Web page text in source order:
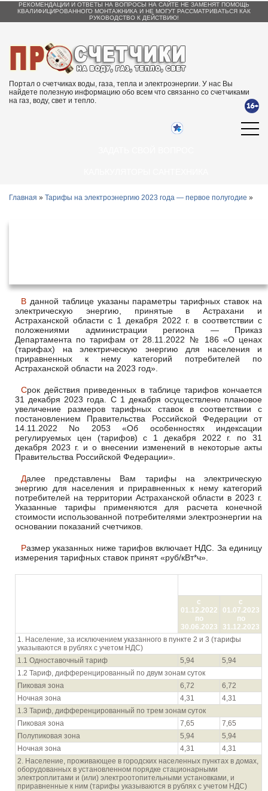
РЕКОМЕНДАЦИИ И ОТВЕТЫ НА ВОПРОСЫ НА САЙТЕ НЕ ЗАМЕНЯТ ПОМОЩЬ
КВАЛИФИЦИРОВАННОГО МОНТАЖНИКА И НЕ МОГУТ РАССМАТРИВАТЬСЯ КАК
РУКОВОДСТВО К ДЕЙСТВИЮ!
Портал о счетчиках воды, газа, тепла и электроэнергии. У нас Вы
найдете полезную информацию обо всем что связанно со счетчиками
на газ, воду, свет и тепло.
Главная » Тарифы на электроэнергию 2023 года — первое полугодие »
В данной таблице указаны параметры тарифных ставок на
электрическую энергию, принятые в Астрахани и
Астраханской области с 1 декабря 2022 г. в соответствии с
положениями администрации региона — Приказ
Департамента по тарифам от 28.11.2022 № 186 «О ценах
(тарифах) на электрическую энергию для населения и
приравненных к нему категорий потребителей по
Астраханской области на 2023 год».
Срок действия приведенных в таблице тарифов кончается
31 декабря 2023 года. С 1 декабря осуществлено плановое
увеличение размеров тарифных ставок в соответствии с
постановлением Правительства Российской Федерации от
14.11.2022 No 2053 «Об особенностях индексации
регулируемых цен (тарифов) с 1 декабря 2022 г. по 31
декабря 2023 г. и о внесении изменений в некоторые акты
Правительства Российской Федерации».
Далее представлены Вам тарифы на электрическую
энергию для населения и приравненных к нему категорий
потребителей на территории Астраханской области в 2023 г.
Указанные тарифы применяются для расчета конечной
стоимости использованной потребителями электроэнергии на
основании показаний счетчиков.
Размер указанных ниже тарифов включает НДС. За единицу
измерения тарифных ставок принят «руб/кВт*ч».
с
01.12.2022
по
30.06.2023
с
01.07.2023
по
31.12.2023
1. Население, за исключением указанного в пункте 2 и 3 (тарифы
указываются в рублях с учетом НДС)
1.1 Одноставочный тариф
5,94
5,94
1.2 Тариф, дифференцированный по двум зонам суток
Пиковая зона
6,72
6,72
Ночная зона
4,31
4,31
1.3 Тариф, дифференцированный по трем зонам суток
Пиковая зона
7,65
7,65
Полупиковая зона
5,94
5,94
Ночная зона
4,31
4,31
2. Население, проживающее в городских населенных пунктах в домах,
оборудованных в установленном порядке стационарными
электроплитами и (или) электроотопительными установками, и
приравненные к ним (тарифы указываются в рублях с учетом НДС)